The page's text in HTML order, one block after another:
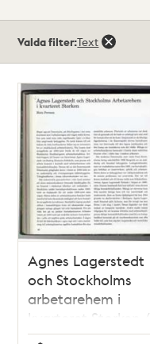
träffar
Valda filter:Text
Agnes Lagerstedt
och Stockholms
arbetarehem i
kvarteret Storken /
Mats Persson